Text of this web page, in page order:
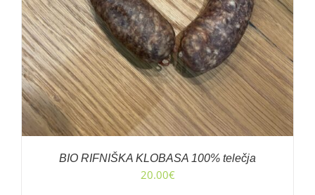
BIO RIFNIŠKA KLOBASA 100% telečja
20.00€